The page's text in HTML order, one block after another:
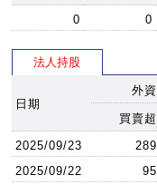
0
0
法人持股
日期
外資
買賣超
2025/09/23
289
2025/09/22
95